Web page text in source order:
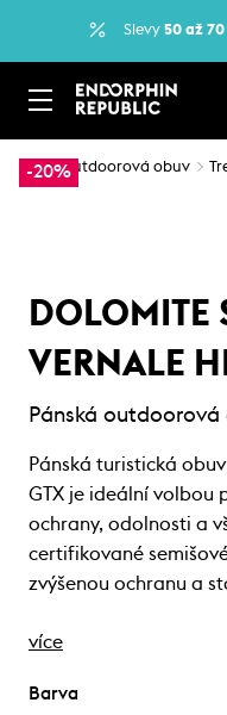
Slevy 50 až
-20%
… Outdoorová obuv
DOLOMITE
VERNALE
Pánská outdoorová
Pánská turistická
GTX je ideální volbou
ochrany, odolnosti a
certifikované
zvýšenou ochranu a
více
Barva